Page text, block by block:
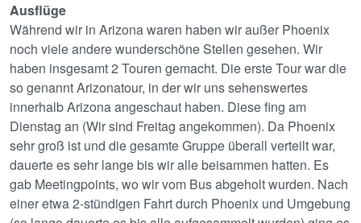
Ausflüge
Während wir in Arizona waren haben wir außer Phoenix
noch viele andere wunderschöne Stellen gesehen. Wir
haben insgesamt 2 Touren gemacht. Die erste Tour war die
so genannt Arizonatour, in der wir uns sehenswertes
innerhalb Arizona angeschaut haben. Diese fing am
Dienstag an (Wir sind Freitag angekommen). Da Phoenix
sehr groß ist und die gesamte Gruppe überall verteilt war,
dauerte es sehr lange bis wir alle beisammen hatten. Es
gab Meetingpoints, wo wir vom Bus abgeholt wurden. Nach
einer etwa 2-stündigen Fahrt durch Phoenix und Umgebung